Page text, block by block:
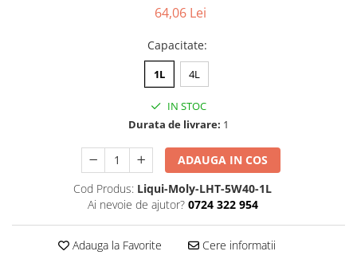
64,06 Lei
Capacitate:
1L 4L
IN STOC
Durata de livrare: 1
ADAUGA IN COS
Cod Produs: Liqui-Moly-LHT-5W40-1L
Ai nevoie de ajutor? 0724 322 954
Adauga la Favorite Cere informatii